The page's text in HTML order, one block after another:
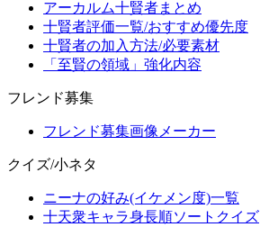
アーカルム十賢者まとめ
十賢者評価一覧/おすすめ優先度
十賢者の加入方法/必要素材
「至賢の領域」強化内容
フレンド募集
フレンド募集画像メーカー
クイズ/小ネタ
ニーナの好み(イケメン度)一覧
十天衆キャラ身長順ソートクイズ